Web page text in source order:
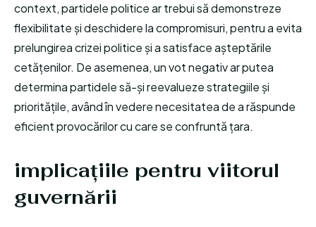
context, partidele politice ar trebui să demonstreze
flexibilitate și deschidere la compromisuri, pentru a evita
prelungirea crizei politice și a satisface așteptările
cetățenilor. De asemenea, un vot negativ ar putea
determina partidele să-și reevalueze strategiile și
prioritățile, având în vedere necesitatea de a răspunde
eficient provocărilor cu care se confruntă țara.
implicațiile pentru viitorul
guvernării